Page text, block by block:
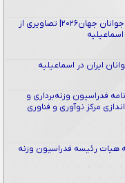
مسابقات وزنه‌برداری قهرمانی جوانان جهان۲۰۲۶| تصاویری از
ایران در اسماعیلیه
فدراسیون وزنه‌برداری و
مرکز نوآوری و فناوری
هیات رئیسه فدراسیون وزنه